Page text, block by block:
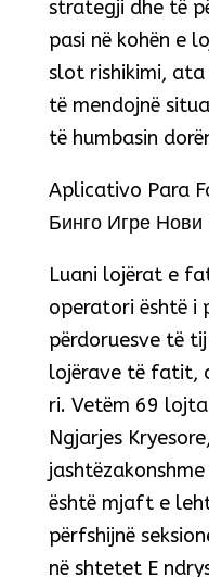
strategji dhe të
pasi në kohën e
slot rishikimi, ata
të mendojnë
të humbasin
Aplicativo Para
Бинго Игре Нови
Luani lojërat e
operatori është i
përdoruesve të
lojërave të fatit,
ri. Vetëm 69
Ngjarjes
është mjaft e
përfshijnë
në shtetet E